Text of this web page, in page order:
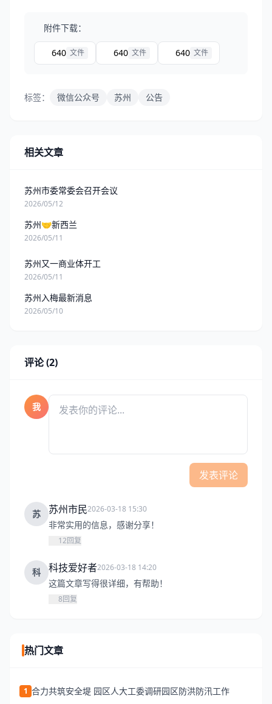
附件下载：
640 文件 640 文件 640 文件
标签： 微信公众号 苏州 公告
相关文章
苏州市委常委会召开会议
2026/05/12
苏州🤝新西兰
2026/05/11
苏州又一商业体开工
2026/05/11
苏州入梅最新消息
2026/05/10
评论 (2)
我
发表评论
苏 苏州市民2026-03-18 15:30
非常实用的信息，感谢分享！
12回复
科 科技爱好者2026-03-18 14:20
这篇文章写得很详细，有帮助！
8回复
热门文章
1 合力共筑安全堤 园区人大工委调研园区防洪防汛工作